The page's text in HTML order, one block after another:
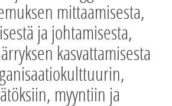
mittaamisesta,
ja johtamisesta,
kasvattamisesta
myyntiin ja